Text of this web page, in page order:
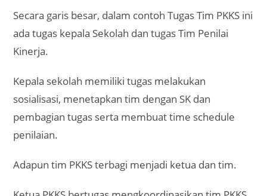
Secara garis besar, dalam contoh Tugas Tim PKKS ini
ada tugas kepala Sekolah dan tugas Tim Penilai
Kinerja.
Kepala sekolah memiliki tugas melakukan
sosialisasi, menetapkan tim dengan SK dan
pembagian tugas serta membuat time schedule
penilaian.
Adapun tim PKKS terbagi menjadi ketua dan tim.